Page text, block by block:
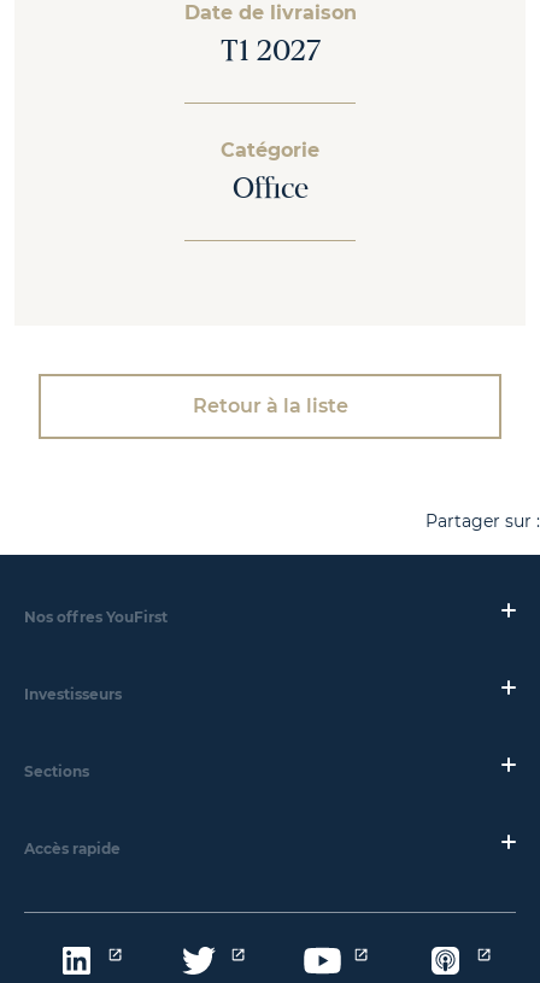
Date de livraison
T1 2027
Catégorie
Office
Retour à la liste
Partager sur :
Nos offres YouFirst
Investisseurs
Sections
Accès rapide